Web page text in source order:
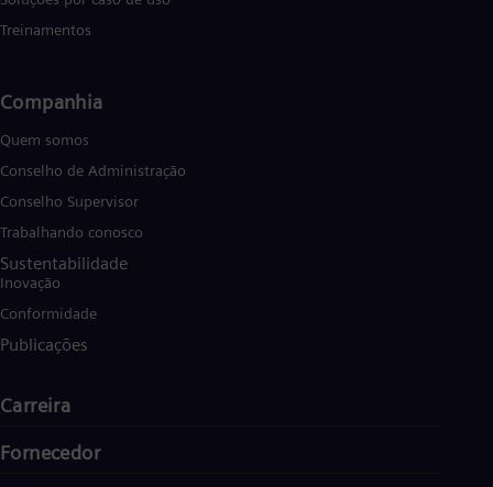
Treinamentos
Companhia
Quem somos
Conselho de Administração
Conselho Supervisor
Trabalhando conosco
Sustentabilidade
Inovação
Conformidade
Publicações
Carreira
Fornecedor